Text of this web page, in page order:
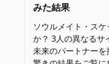
みた結果
ソウルメイト・ス
か？ 3人の異なるサ
未来のパートナーを